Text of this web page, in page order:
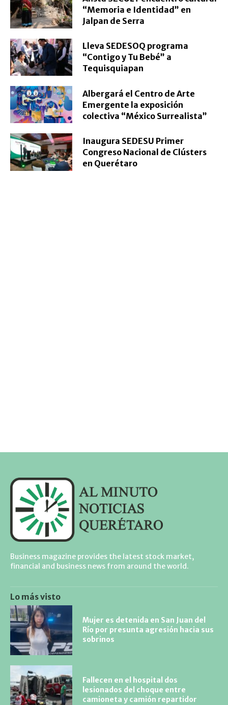
“Memoria e Identidad” en
Jalpan de Serra
Lleva SEDESOQ programa
“Contigo y Tu Bebé” a
Tequisquiapan
Albergará el Centro de Arte
Emergente la exposición
colectiva “México Surrealista”
Inaugura SEDESU Primer
Congreso Nacional de Clústers
en Querétaro
Business magazine provides the latest stock market,
financial and business news from around the world.
Lo más visto
Mujer es detenida en San Juan del
Río por presunta agresión hacia sus
sobrinos
Fallecen en el hospital dos
lesionados del choque entre
camioneta y camión repartidor